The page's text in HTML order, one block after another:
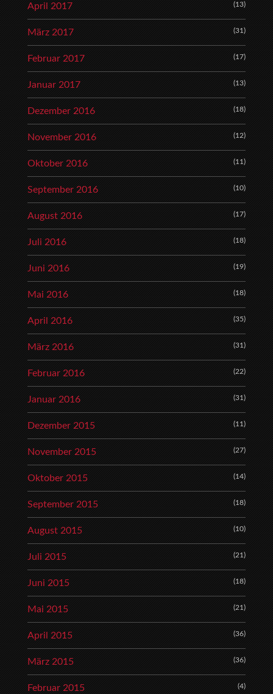
April 2017 (13)
März 2017 (31)
Februar 2017 (17)
Januar 2017 (13)
Dezember 2016 (18)
November 2016 (12)
Oktober 2016 (11)
September 2016 (10)
August 2016 (17)
Juli 2016 (18)
Juni 2016 (19)
Mai 2016 (18)
April 2016 (35)
März 2016 (31)
Februar 2016 (22)
Januar 2016 (31)
Dezember 2015 (11)
November 2015 (27)
Oktober 2015 (14)
September 2015 (18)
August 2015 (10)
Juli 2015 (21)
Juni 2015 (18)
Mai 2015 (21)
April 2015 (36)
März 2015 (36)
Februar 2015 (4)